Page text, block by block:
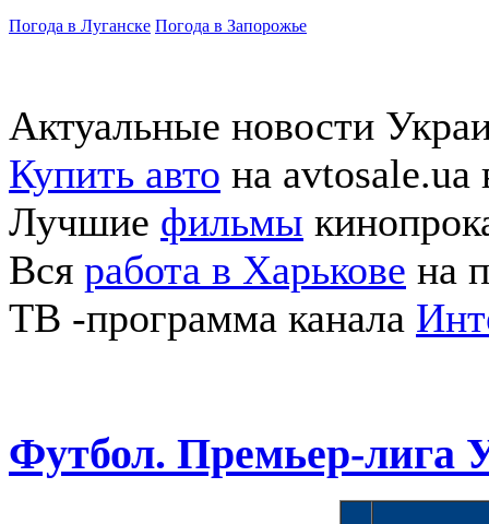
Погода в Луганске Погода в Запорожье
Актуальные новости
Купить авто на avtosale.ua
Лучшие фильмы
Вся работа в Харькове на
ТВ -программа канала
Футбол. Премьер-лига